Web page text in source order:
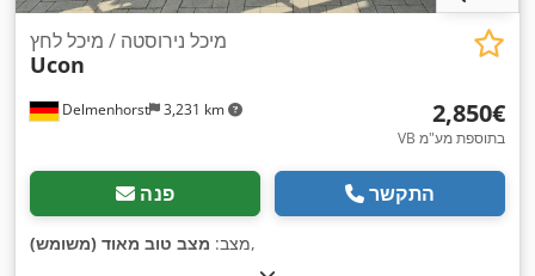
Delmenhorst 3,231 km
מיכל נירוסטה / מיכל לחץ
Ucon
‏2,850 ‏€
VB בתוספת מע"מ
פנה התקשר
מצב: מצב טוב מאוד (משומש) ,